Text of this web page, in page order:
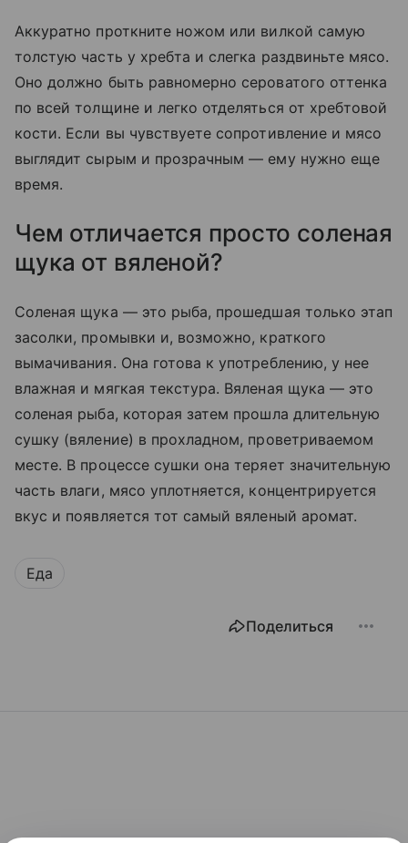
Аккуратно проткните ножом или вилкой самую
толстую часть у хребта и слегка раздвиньте мясо.
Оно должно быть равномерно сероватого оттенка
по всей толщине и легко отделяться от хребтовой
кости. Если вы чувствуете сопротивление и мясо
выглядит сырым и прозрачным — ему нужно еще
время.
Чем отличается просто соленая
щука от вяленой?
Соленая щука — это рыба, прошедшая только этап
засолки, промывки и, возможно, краткого
вымачивания. Она готова к употреблению, у нее
влажная и мягкая текстура. Вяленая щука — это
соленая рыба, которая затем прошла длительную
сушку (вяление) в прохладном, проветриваемом
месте. В процессе сушки она теряет значительную
часть влаги, мясо уплотняется, концентрируется
вкус и появляется тот самый вяленый аромат.
Еда
Поделиться